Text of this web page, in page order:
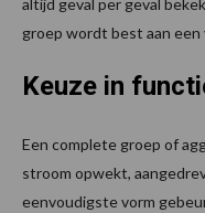
altijd geval per geval
groep wordt best aan een
Keuze in
Een complete groep of
stroom opwekt,
eenvoudigste vorm